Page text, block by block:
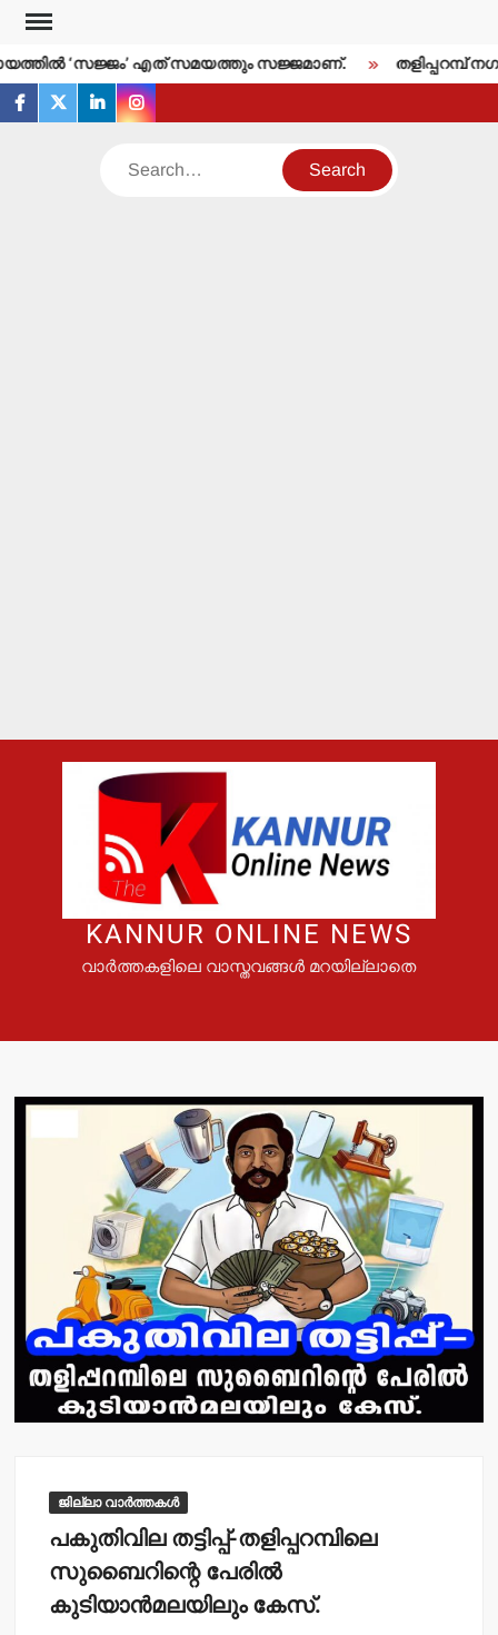
Skip
content ‘സജ്ജം’ എത് സമയത്തും സജ്ജമാണ്. തളിപ്പറമ്പ്
facebook
twitterlinkedininstagram
Search
KANNUR ONLINE NEWS
വാർത്തകളിലെ വാസ്തവങ്ങൾ മറയില്ലാതെ
ജില്ലാ വാർത്തകൾ
പകുതിവില തട്ടിപ്പ്-തളിപ്പറമ്പിലെ
സുബൈറിന്റെ പേരില്‍
കുടിയാന്‍മലയിലും കേസ്.